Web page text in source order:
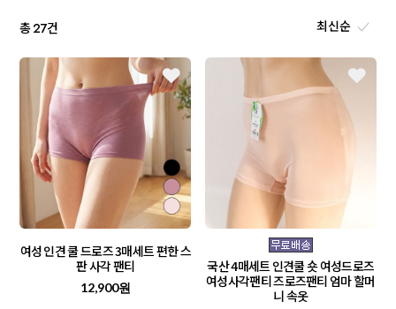
총27건
여성 인견 쿨 드로즈 3매세트 편한 스
판 사각 팬티
12,900원
국산 4매세트 인견쿨 숏 여성드로즈
여성사각팬티 즈로즈팬티 엄마 할머
니 속옷